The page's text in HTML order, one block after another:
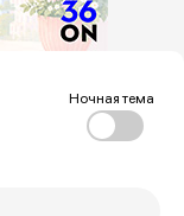
Ночная тема